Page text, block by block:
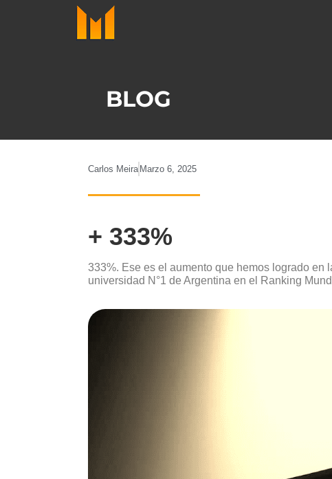
BLOG
Carlos Meira Marzo 6, 2025
+ 333%
333%. Ese es el aumento que hemos logrado
universidad N°1 de Argentina en el Ranking